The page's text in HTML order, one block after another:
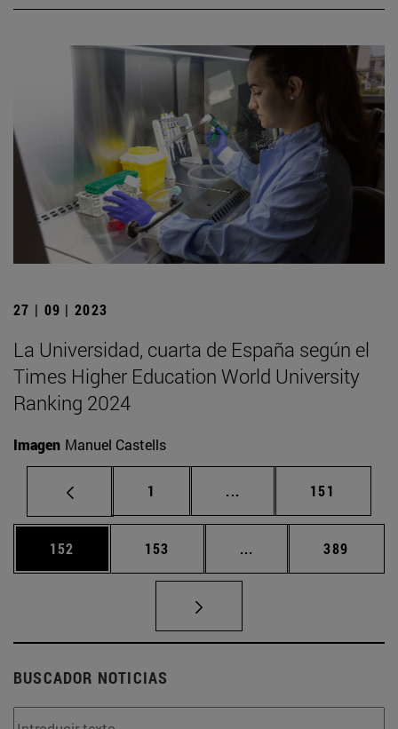
27 | 09 | 2023
La Universidad, cuarta de España según el
Times Higher Education World University
Ranking 2024
Imagen Manuel Castells
Página
1 ... Páginas intermedias
Página
151
Página
152 Página
153 ... Páginas intermedias
Página
389
BUSCADOR NOTICIAS